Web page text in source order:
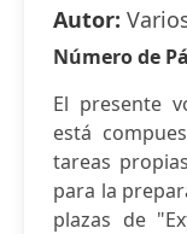
Autor:
Número de
El presente
está
tareas
para la
plazas de